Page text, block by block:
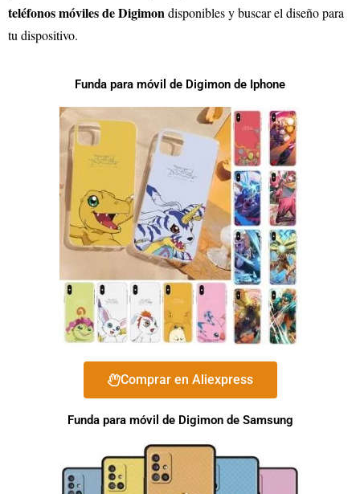
teléfonos móviles deDigimondisponibles y buscar el diseño para
tu dispositivo.
Funda para móvil de Digimon de Iphone
Comprar en Aliexpress
Funda para móvil de Digimon de Samsung